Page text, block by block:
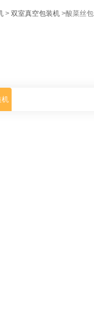
>双室真空包装机 >酸菜丝
机